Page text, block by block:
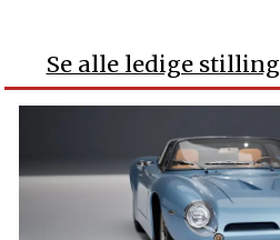
Se alle ledige